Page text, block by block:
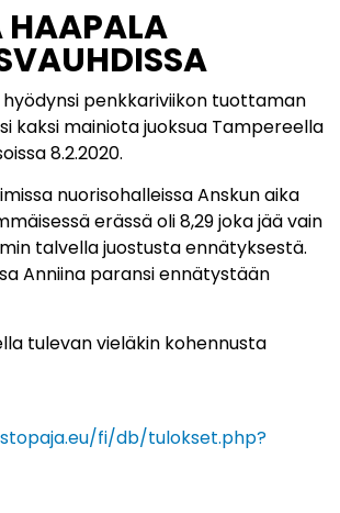
hyödynsi penkkariviikon tuottaman
kaksi mainiota juoksua Tampereella
8.2.2020.
nuorisohalleissa Anskun aika
erässä oli 8,29 joka jää vain
talvella juostusta ennätyksestä.
Anniina paransi ennätystään
tulevan vieläkin kohennusta
fi/db/tulokset.php?